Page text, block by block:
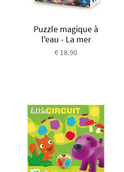
Puzzle magique à
l'eau - La mer
€ 18.90